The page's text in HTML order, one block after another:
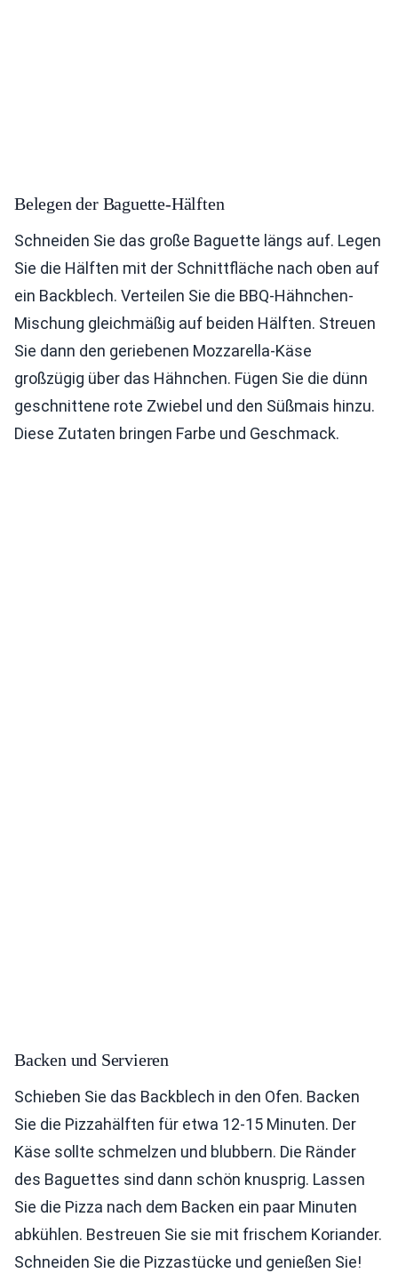
Belegen der Baguette-Hälften
Schneiden Sie das große Baguette längs auf. Legen
Sie die Hälften mit der Schnittfläche nach oben auf
ein Backblech. Verteilen Sie die BBQ-Hähnchen-
Mischung gleichmäßig auf beiden Hälften. Streuen
Sie dann den geriebenen Mozzarella-Käse
großzügig über das Hähnchen. Fügen Sie die dünn
geschnittene rote Zwiebel und den Süßmais hinzu.
Diese Zutaten bringen Farbe und Geschmack.
Backen und Servieren
Schieben Sie das Backblech in den Ofen. Backen
Sie die Pizzahälften für etwa 12-15 Minuten. Der
Käse sollte schmelzen und blubbern. Die Ränder
des Baguettes sind dann schön knusprig. Lassen
Sie die Pizza nach dem Backen ein paar Minuten
abkühlen. Bestreuen Sie sie mit frischem Koriander.
Schneiden Sie die Pizzastücke und genießen Sie!